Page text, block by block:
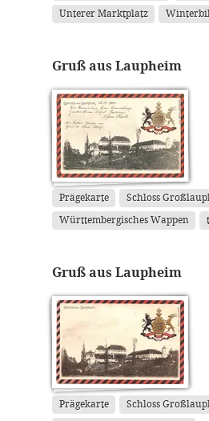
Unterer Marktplatz
Gruß aus Laupheim
Prägekarte Schloss
Württembergisches Wappen
Gruß aus Laupheim
Prägekarte Schloss